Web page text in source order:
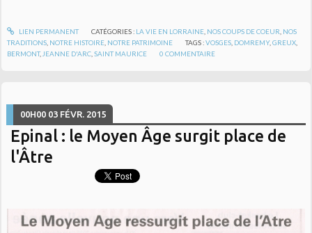
LIEN PERMANENT CATÉGORIES : LA VIE EN LORRAINE, NOS COUPS DE COEUR NOS
TRADITIONS NOTRE HISTOIRE NOTRE PATRIMOINE TAGS :VOSGES DOMREMY,GREUX
BERMONT, JEANNE D'ARC ,SAINT MAURICE 0 COMMENTAIRE
00H00 03 FÉVR. 2015
Epinal : le Moyen Âge surgit place de
l'Âtre